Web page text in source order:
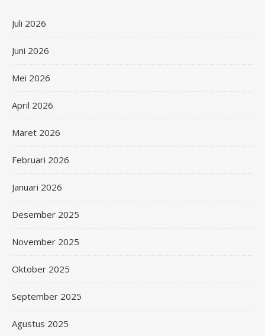
Juli 2026
Juni 2026
Mei 2026
April 2026
Maret 2026
Februari 2026
Januari 2026
Desember 2025
November 2025
Oktober 2025
September 2025
Agustus 2025